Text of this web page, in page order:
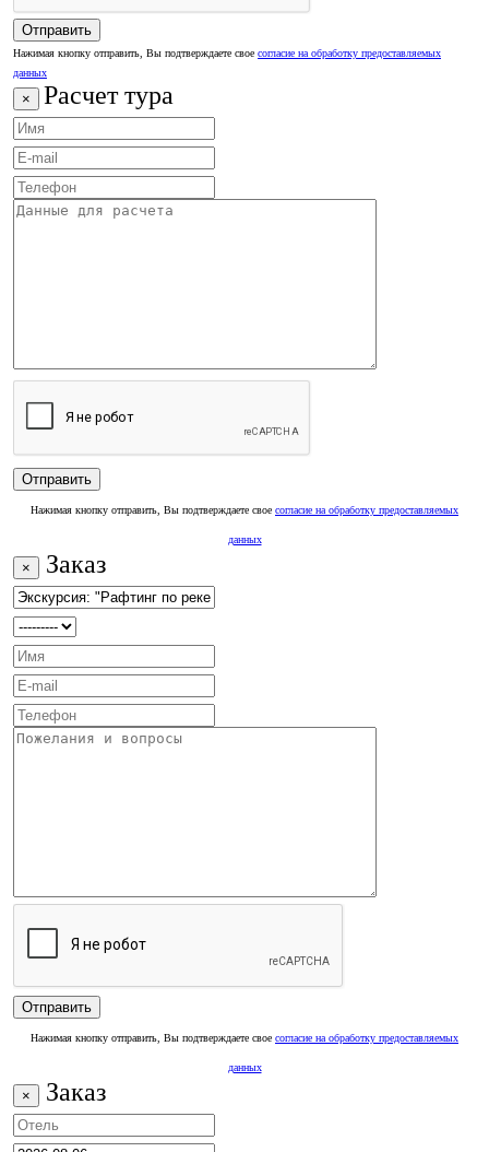
Нажимая кнопку отправить, Вы подтверждаете свое согласие на обработку предоставляемых
данных
× Расчет тура
Нажимая кнопку отправить, Вы подтверждаете свое согласие на обработку предоставляемых
данных
× Заказ
Нажимая кнопку отправить, Вы подтверждаете свое согласие на обработку предоставляемых
данных
× Заказ